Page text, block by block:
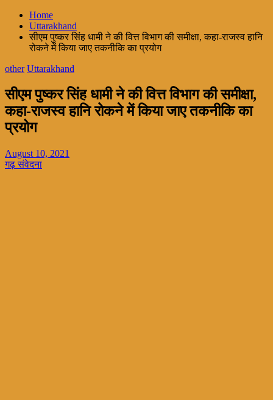
Home
Uttarakhand
सीएम पुष्कर सिंह धामी ने की वित्त विभाग की समीक्षा, कहा-राजस्व हानि
रोकने में किया जाए तकनीकि का प्रयोग
other Uttarakhand
सीएम पुष्कर सिंह धामी ने की वित्त विभाग की समीक्षा,
कहा-राजस्व हानि रोकने में किया जाए तकनीकि का
प्रयोग
August 10, 2021
गढ़ संवेदना